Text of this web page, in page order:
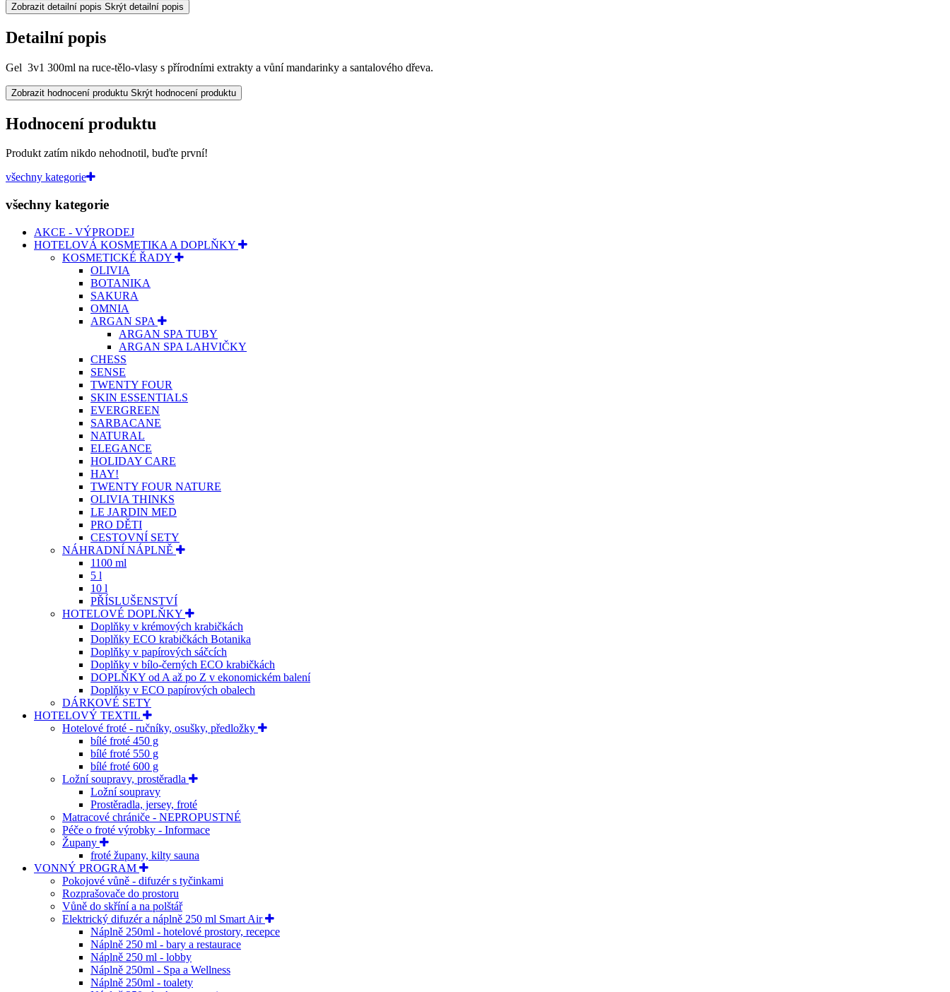
Zobrazit detailní popis Skrýt detailní popis
Detailní popis
Gel 3v1 300ml na ruce-tělo-vlasy s přírodními extrakty a vůní mandarinky a santalového dřeva.
Zobrazit hodnocení produktu Skrýt hodnocení produktu
Hodnocení produktu
Produkt zatím nikdo nehodnotil, buďte první!
všechny kategorie
všechny kategorie
AKCE - VÝPRODEJ
HOTELOVÁ KOSMETIKA A DOPLŇKY
KOSMETICKÉ ŘADY
OLIVIA
BOTANIKA
SAKURA
OMNIA
ARGAN SPA
ARGAN SPA TUBY
ARGAN SPA LAHVIČKY
CHESS
SENSE
TWENTY FOUR
SKIN ESSENTIALS
EVERGREEN
SARBACANE
NATURAL
ELEGANCE
HOLIDAY CARE
HAY!
TWENTY FOUR NATURE
OLIVIA THINKS
LE JARDIN MED
PRO DĚTI
CESTOVNÍ SETY
NÁHRADNÍ NÁPLNĚ
1100 ml
5 l
10 l
PŘÍSLUŠENSTVÍ
HOTELOVÉ DOPLŇKY
Doplňky v krémových krabičkách
Doplňky ECO krabičkách Botanika
Doplňky v papírových sáčcích
Doplňky v bílo-černých ECO krabičkách
DOPLŇKY od A až po Z v ekonomickém balení
Doplňky v ECO papírových obalech
DÁRKOVÉ SETY
HOTELOVÝ TEXTIL
Hotelové froté - ručníky, osušky, předložky
bílé froté 450 g
bílé froté 550 g
bílé froté 600 g
Ložní soupravy, prostěradla
Ložní soupravy
Prostěradla, jersey, froté
Matracové chrániče - NEPROPUSTNÉ
Péče o froté výrobky - Informace
Župany
froté župany, kilty sauna
VONNÝ PROGRAM
Pokojové vůně - difuzér s tyčinkami
Rozprašovače do prostoru
Vůně do skříní a na polštář
Elektrický difuzér a náplně 250 ml Smart Air
Náplně 250ml - hotelové prostory, recepce
Náplně 250 ml - bary a restaurace
Náplně 250 ml - lobby
Náplně 250ml - Spa a Wellness
Náplně 250ml - toalety